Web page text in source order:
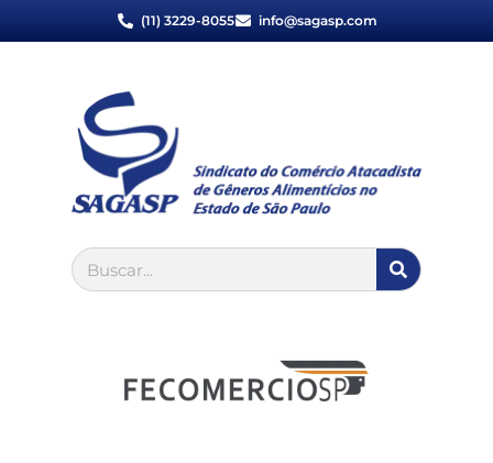
(11) 3229-8055 info@sagasp.com